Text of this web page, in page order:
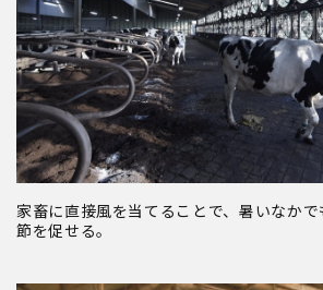
家畜に直接風を当てることで、暑いなか
節を促せる。